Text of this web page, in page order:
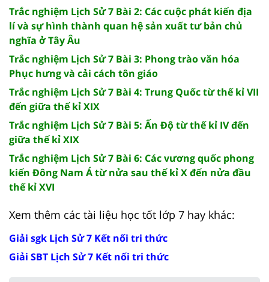
Trắc nghiệm Lịch Sử 7 Bài 2: Các cuộc phát kiến địa
lí và sự hình thành quan hệ sản xuất tư bản chủ
nghĩa ở Tây Âu
Trắc nghiệm Lịch Sử 7 Bài 3: Phong trào văn hóa
Phục hưng và cải cách tôn giáo
Trắc nghiệm Lịch Sử 7 Bài 4: Trung Quốc từ thế kỉ VII
đến giữa thế kỉ XIX
Trắc nghiệm Lịch Sử 7 Bài 5: Ấn Độ từ thế kỉ IV đến
giữa thế kỉ XIX
Trắc nghiệm Lịch Sử 7 Bài 6: Các vương quốc phong
kiến Đông Nam Á từ nửa sau thế kỉ X đến nửa đầu
thế kỉ XVI
Xem thêm các tài liệu học tốt lớp 7 hay khác:
Giải sgk Lịch Sử 7 Kết nối tri thức
Giải SBT Lịch Sử 7 Kết nối tri thức